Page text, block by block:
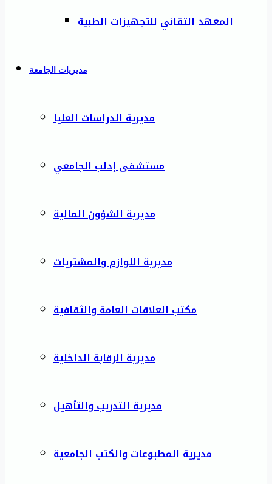
المعهد التقاني للتجهيزات الطبية
مديريات الجامعة
مديرية الدراسات العليا
مستشفى إدلب الجامعي
مديرية الشؤون المالية
مديرية اللوازم والمشتريات
مكتب العلاقات العامة والثقافية
مديرية الرقابة الداخلية
مديرية التدريب والتأهيل
مديرية المطبوعات والكتب الجامعية